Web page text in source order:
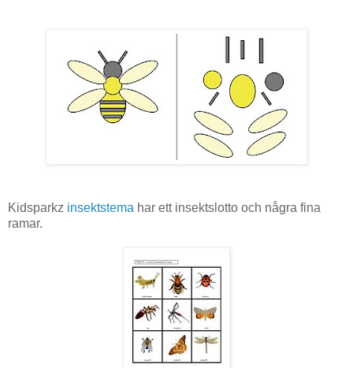
Kidsparkz insektstema har ett insektslotto och några fina
ramar.